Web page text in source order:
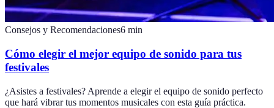
Consejos y Recomendaciones6 min
Cómo elegir el mejor equipo de sonido para tus
festivales
¿Asistes a festivales? Aprende a elegir el equipo de sonido perfecto
que hará vibrar tus momentos musicales con esta guía práctica.